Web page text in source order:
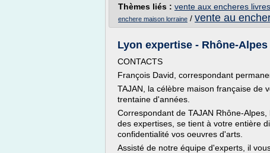
Thèmes liés : vente aux encheres
enchere maison lorraine / vente au
Lyon expertise - Rhône-
CONTACTS
François David, correspondant
TAJAN, la célèbre maison française de
trentaine d'années.
Correspondant de TAJAN Rhône-
des expertises, se tient à votre entière
confidentialité vos oeuvres d'arts.
Assisté de notre équipe d'experts, il